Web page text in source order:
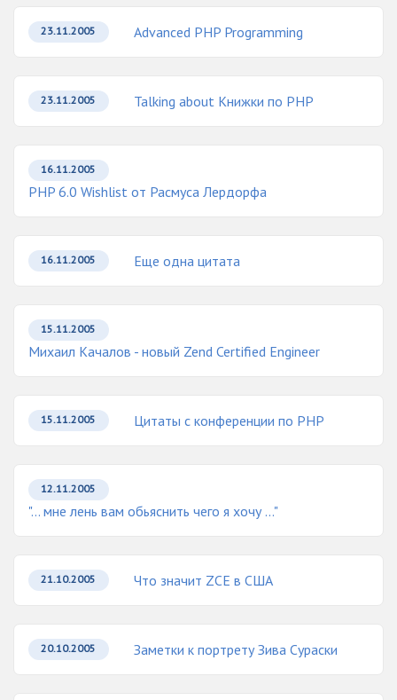
23.11.2005 Advanced PHP Programming
23.11.2005 Talking about Книжки по PHP
16.11.2005
PHP 6.0 Wishlist от Расмуса Лердорфа
16.11.2005 Еще одна цитата
15.11.2005
Михаил Качалов - новый Zend Certified Engineer
15.11.2005 Цитаты с конференции по PHP
12.11.2005
"... мне лень вам обьяснить чего я хочу ..."
21.10.2005 Что значит ZCE в США
20.10.2005 Заметки к портрету Зива Сураски